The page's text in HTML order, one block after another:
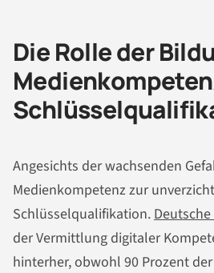
Die Rolle der
Angesichts der wachsenden
Medienkompetenz zur
Schlüsselqualifikation.
der Vermittlung digitaler
hinterher, obwohl 90 Prozent